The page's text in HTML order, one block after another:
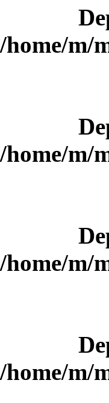
/home/m/
/home/m/
/home/m/
/home/m/